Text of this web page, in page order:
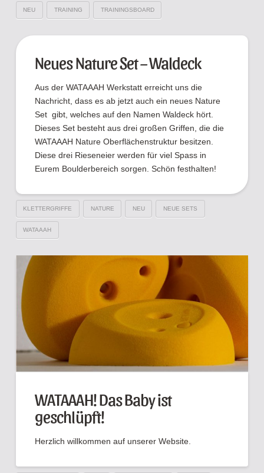
NEU TRAINING TRAININGSBOARD
Neues Nature Set – Waldeck
Aus der WATAAAH Werkstatt erreicht uns die
Nachricht, dass es ab jetzt auch ein neues Nature
Set gibt, welches auf den Namen Waldeck hört.
Dieses Set besteht aus drei großen Griffen, die die
WATAAAH Nature Oberflächenstruktur besitzen.
Diese drei Rieseneier werden für viel Spass in
Eurem Boulderbereich sorgen. Schön festhalten!
KLETTERGRIFFE NATURE NEU NEUE SETS
WATAAAH
WATAAAH! Das Baby ist
geschlüpft!
Herzlich willkommen auf unserer Website.